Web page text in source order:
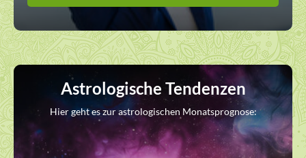
Astrologische Tendenzen
Hier geht es zur astrologischen Monatsprognose: